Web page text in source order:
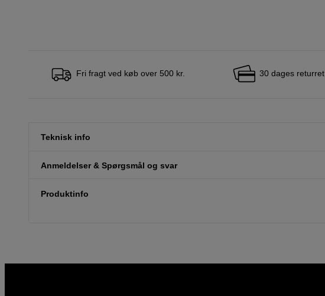
Fri fragt ved køb over 500 kr. 30 dages returret
Teknisk info
Anmeldelser & Spørgsmål og svar
Produktinfo